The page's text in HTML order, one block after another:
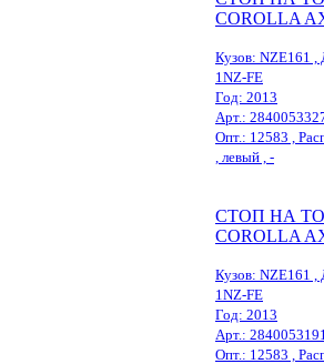
COROLLA
Кузов: NZE161 ,
1NZ-FE
Год: 2013
Арт.:
Опт.: 12583 ,
, левый , -
СТОП НА
COROLLA
Кузов: NZE161 ,
1NZ-FE
Год: 2013
Арт.:
Опт.: 12583 ,